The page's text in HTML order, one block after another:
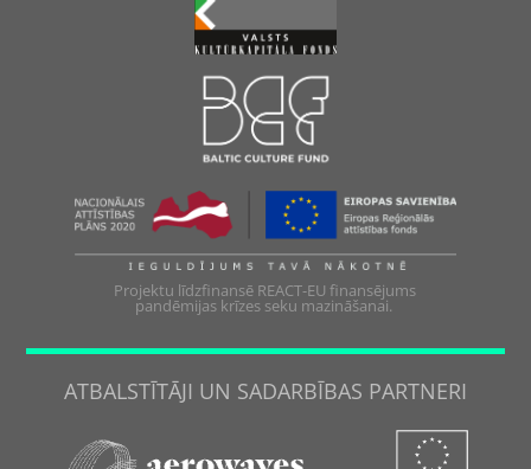
Projektu līdzfinansē REACT-EU finansējums
pandēmijas krīzes seku mazināšanai.
ATBALSTĪTĀJI UN SADARBĪBAS PARTNERI